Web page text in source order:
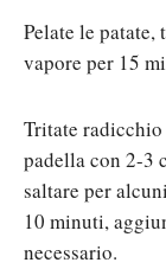
Pelate le
vapore per 15
Tritate
padella con 2-3
saltare per
10 minuti,
necessario.